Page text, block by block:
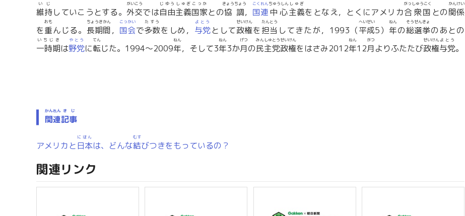
維持
いじ
していこうとする。 外交
がいこう
では自由
じゆう
主義
しゅぎ
国家
こっか
との協調
きょうちょう
， 国連
こくれん
中心
ちゅうしん
主義
しゅぎ
をとなえ，とくにアメリカ合衆国
がっしゅうこく
との関係
かんけい
を重
おも
んじる。 長期間
ちょうきかん
， 国会
こっかい
で多数
たすう
をしめ， 与党
よとう
として政権
せいけん
を 担当
たんとう
してきたが，1993（平成
へいせい
5） 年
ねん
の総選挙
そうせんきょ
のあとの
一時期
いちじき
は野党
やとう
に転
てん
じた。1994～2009年
ねん
，そして3年
ねん
3か月
げつ
の民主党
みんしゅとう
政権
せいけん
をはさみ2012年
ねん
12月
がつ
よりふたたび政権
せいけん
与党
よとう
。
関連
かんれん
記事
きじ
アメリカと日本
にほん
は、どんな結
むす
びつきをもっているの？
関連リンク